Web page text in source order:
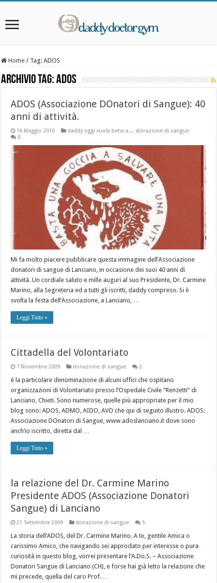
Home / Tag:ADOS
Archivio Tag:ADOS
ADOS (Associazione DOnatori di Sangue): 40
anni di attività.
16 Maggio 2010 daddy oggi vuole bene a..., donazione di sangue
0
Mi fa molto piacere pubblicare questa immagine dell’Associazione
donatori di sangue di Lanciano, in occasione dei suoi 40 anni di
attività. Un cordiale saluto e mille auguri al suo Presidente, Dr. Carmine
Marino, alla Segreteria ed a tutti gli iscritti, daddy compreso. Si è
svolta la festa dell’Associazione, a Lanciano, …
Leggi Tutto »
Cittadella del Volontariato
7 Novembre 2009 donazione di sangue 2
è la particolare denominazione di alcuni uffici che ospitano
organizzazioni di Volontariato presso l’Ospedale Civile “Renzetti” di
Lanciano, Chieti. Sono numerose, quelle più appropriate per il mio
blog sono: ADOS, ADMO, AIDO, AVO che qui di seguito illustro. ADOS:
Associazione DOnatori di Sangue, www.adoslanciano.it dove sono
anch’io iscritto, diretta dal …
Leggi Tutto »
la relazione del Dr. Carmine Marino
Presidente ADOS (Associazione Donatori
Sangue) di Lanciano
21 Settembre 2009 donazione di sangue 5
La storia dell’ADOS, del Dr. Carmine Marino. A te, gentile Amica o
carissimo Amico, che navigando sei approdato per interesse o pura
curiosità in questo blog, vorrei presentare l’A.Do.S. – Associazione
Donatori Sangue di Lanciano (CH), e forse hai già letto la relazione che
mi precede, quella del caro Prof. …